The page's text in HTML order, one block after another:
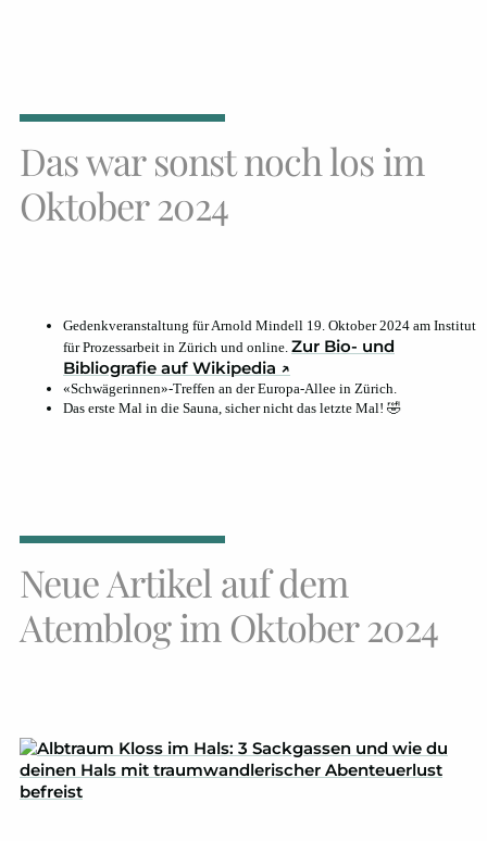
Das war sonst noch los im
Oktober 2024
Gedenkveranstaltung für Arnold Mindell 19. Oktober 2024 am Institut
für Prozessarbeit in Zürich und online. Zur Bio- und
Bibliografie auf Wikipedia ↗
«Schwägerinnen»-Treffen an der Europa-Allee in Zürich.
Das erste Mal in die Sauna, sicher nicht das letzte Mal! 🤣
Neue Artikel auf dem
Atemblog im Oktober 2024